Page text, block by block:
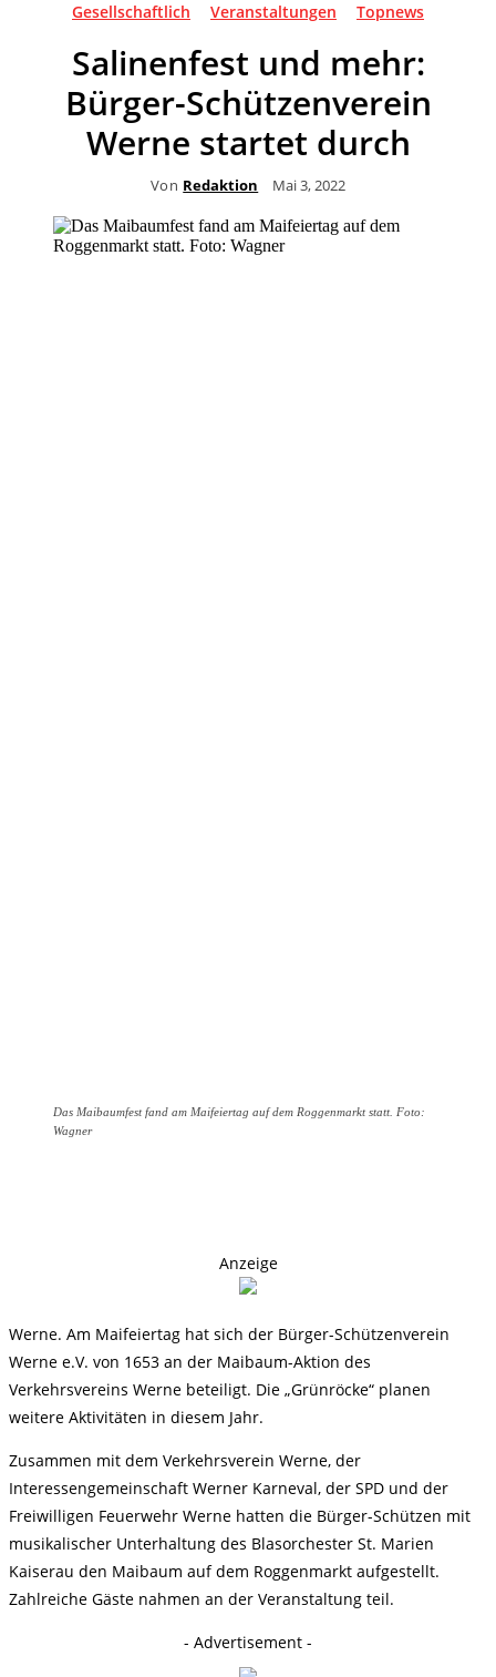
Gesellschaftlich Veranstaltungen Topnews
Salinenfest und mehr:
Bürger-Schützenverein
Werne startet durch
Von Redaktion Mai 3, 2022
Das Maibaumfest fand am Maifeiertag auf dem Roggenmarkt statt. Foto:
Wagner
Anzeige
Werne. Am Maifeiertag hat sich der Bürger-Schützenverein
Werne e.V. von 1653 an der Maibaum-Aktion des
Verkehrsvereins Werne beteiligt. Die „Grünröcke“ planen
weitere Aktivitäten in diesem Jahr.
Zusammen mit dem Verkehrsverein Werne, der
Interessengemeinschaft Werner Karneval, der SPD und der
Freiwilligen Feuerwehr Werne hatten die Bürger-Schützen mit
musikalischer Unterhaltung des Blasorchester St. Marien
Kaiserau den Maibaum auf dem Roggenmarkt aufgestellt.
Zahlreiche Gäste nahmen an der Veranstaltung teil.
- Advertisement -